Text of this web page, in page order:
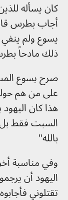
كان يسأله
أجاب بطرس
يسوع ولم
ذلك مادحاً
صرح يسوع
على من هم
هذا كان
السبت فقط بل
بالله"
وفي مناسبة
اليهود أن
تقتلوني